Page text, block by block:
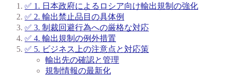
✅ 1. 日本政府によるロシア向け輸出規制の強化
✅ 2. 輸出禁止品目の具体例
✅ 3. 制裁回避行為への厳格な対応
✅ 4. 輸出規制の例外措置
✅ 5. ビジネス上の注意点と対応策
輸出先の確認と管理
規制情報の最新化